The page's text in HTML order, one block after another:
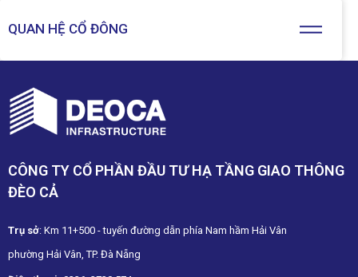
QUAN HỆ CỔ ĐÔNG
CÔNG TY CỔ PHẦN ĐẦU TƯ HẠ TẦNG GIAO THÔNG
ĐÈO CẢ
Trụ sở: Km 11+500 - tuyến đường dẫn phía Nam hầm Hải Vân
phường Hải Vân, TP. Đà Nẵng